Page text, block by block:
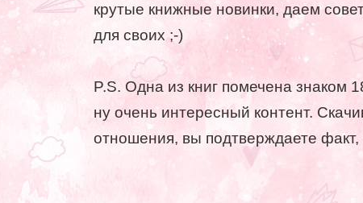
крутые книжные новинки, даем
для своих ;-)
P.S. Одна из книг помечена знаком
ну очень интересный контент.
отношения, вы подтверждаете